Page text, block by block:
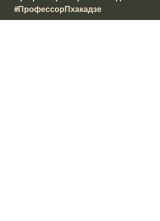
#ПрофессорПхакадзе